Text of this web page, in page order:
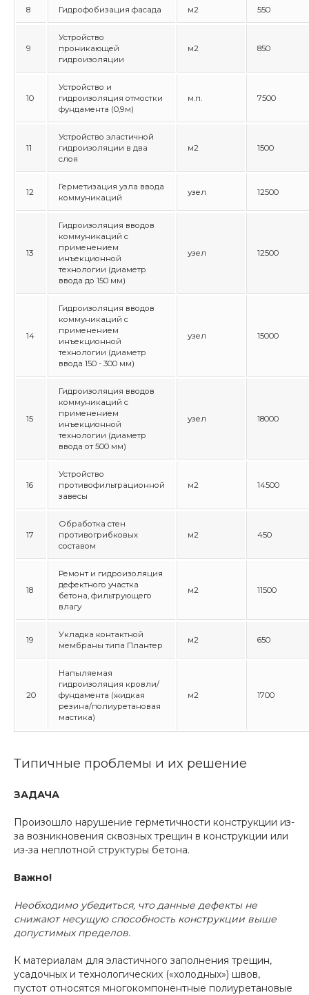
8 Гидрофобизация фасада м2 550
9
Устройство
проникающей
гидроизоляции
м2 850
10
Устройство и
гидроизоляция отмостки
фундамента (0,9м)
м.п. 7500
11
Устройство эластичной
гидроизоляции в два
слоя
м2 1500
12
Герметизация узла ввода
коммуникаций
узел 12500
13
Гидроизоляция вводов
коммуникаций с
применением
инъекционной
технологии (диаметр
ввода до 150 мм)
узел 12500
14
Гидроизоляция вводов
коммуникаций с
применением
инъекционной
технологии (диаметр
ввода 150 - 300 мм)
узел 15000
15
Гидроизоляция вводов
коммуникаций с
применением
инъекционной
технологии (диаметр
ввода от 500 мм)
узел 18000
16
Устройство
противофильтрационной
завесы
м2 14500
17
Обработка стен
противогрибковых
составом
м2 450
18
Ремонт и гидроизоляция
дефектного участка
бетона, фильтрующего
влагу
м2 11500
19
Укладка контактной
мембраны типа Плантер
м2 650
20
Напыляемая
гидроизоляция кровли/
фундамента (жидкая
резина/полиуретановая
мастика)
м2 1700
Типичные проблемы и их решение
ЗАДАЧА
Произошло нарушение герметичности конструкции из-
за возникновения сквозных трещин в конструкции или
из-за неплотной структуры бетона.
Важно!
Необходимо убедиться, что данные дефекты не
снижают несущую способность конструкции выше
допустимых пределов.
К материалам для эластичного заполнения трещин,
усадочных и технологических («холодных») швов,
пустот относятся многокомпонентные полиуретановые